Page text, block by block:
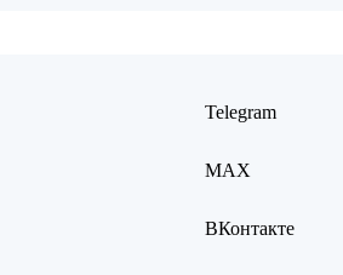
Telegram
MAX
ВКонтакте